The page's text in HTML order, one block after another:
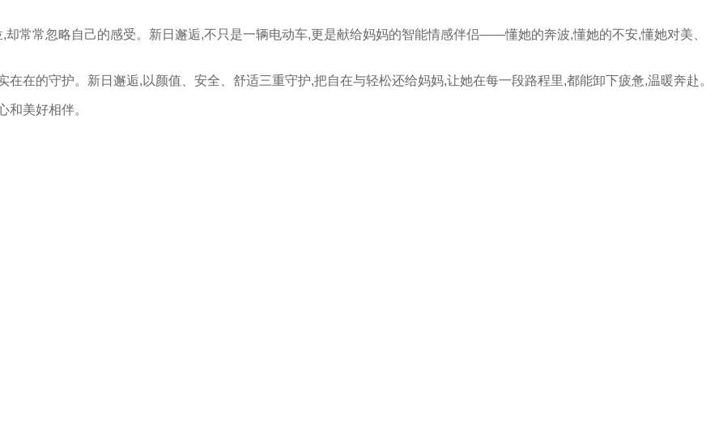
常常忽略自己的感受。新日邂逅,不只是一辆电动车,更是献给妈妈的智能情感伴侣——懂她的奔波,懂她的不安,懂她对美、
在的守护。新日邂逅,以颜值、安全、舒适三重守护,把自在与轻松还给妈妈,让她在每一段路程里,都能卸下疲惫,温暖奔赴。
和美好相伴。